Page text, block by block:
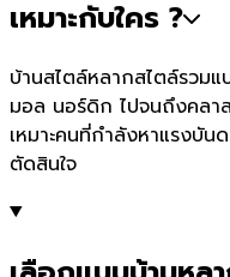
เหมาะกับใคร ?
บ้านสไตล์หลากสไตล์รวม
มอล นอร์ดิก ไปจนถึงคลา
เหมาะคนที่กำลังหาแรงบัน
ตัดสินใจ